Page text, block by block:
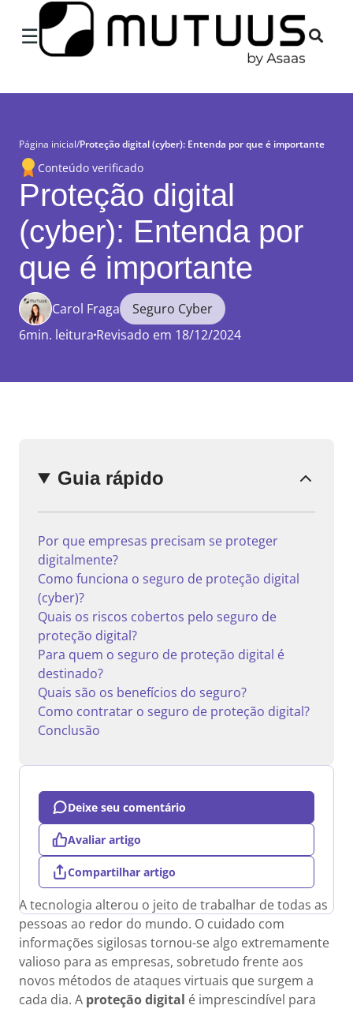
☰
Página inicial/Proteção digital (cyber): Entenda por que é importante
Conteúdo verificado
Proteção digital
(cyber): Entenda por
que é importante
Carol Fraga
Seguro Cyber
6min. leitura Revisado em 18/12/2024
A tecnologia alterou o jeito de trabalhar de todas as
pessoas ao redor do mundo. O cuidado com
informações sigilosas tornou-se algo extremamente
valioso para as empresas, sobretudo frente aos
novos métodos de ataques virtuais que surgem a
cada dia. A proteção digital é imprescindível para
Guia rápido
Por que empresas precisam se proteger
digitalmente?
Como funciona o seguro de proteção digital
(cyber)?
Quais os riscos cobertos pelo seguro de
proteção digital?
Para quem o seguro de proteção digital é
destinado?
Quais são os benefícios do seguro?
Como contratar o seguro de proteção digital?
Conclusão
Deixe seu comentário
Avaliar artigo
Compartilhar artigo